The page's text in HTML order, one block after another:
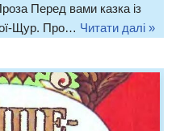
Перед вами казка із
Щур. Про… Читати далі »